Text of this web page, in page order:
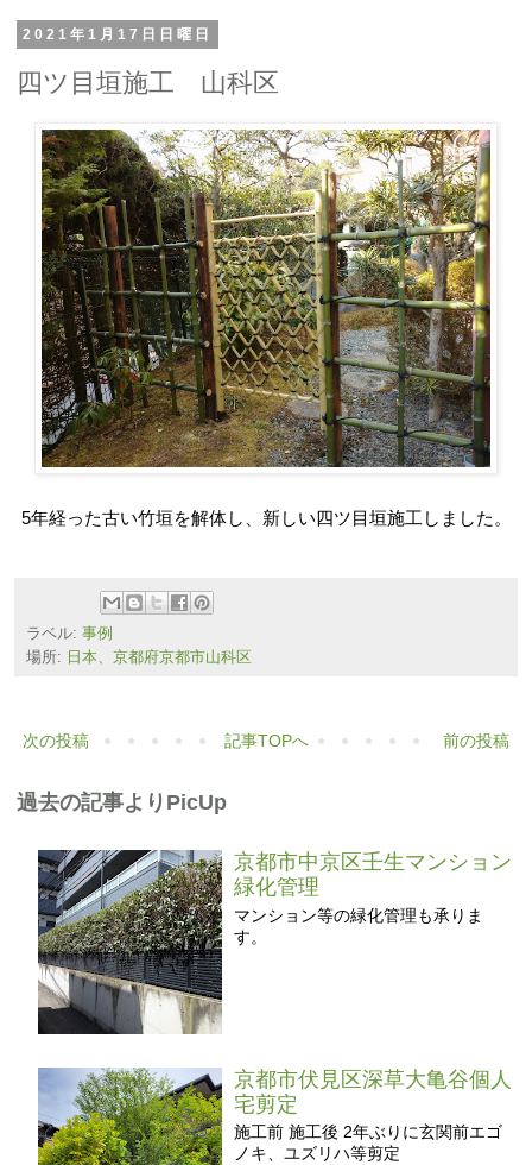
2021年1月17日日曜日
四ツ目垣施工 山科区
5年経った古い竹垣を解体し、新しい四ツ目垣施工しました。
ラベル: 事例
場所: 日本、京都府京都市山科区
次の投稿 前の投稿
記事TOPへ
過去の記事よりPicUp
京都市中京区壬生マンション
緑化管理
マンション等の緑化管理も承りま
す。
京都市伏見区深草大亀谷個人
宅剪定
施工前 施工後 2年ぶりに玄関前エゴ
ノキ、ユズリハ等剪定